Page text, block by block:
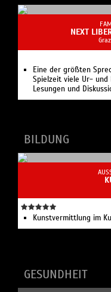
BILDUNG
Kunstvermittlung im
GESUNDHEIT
Sant Khem Singh in
AUSFLÜGE